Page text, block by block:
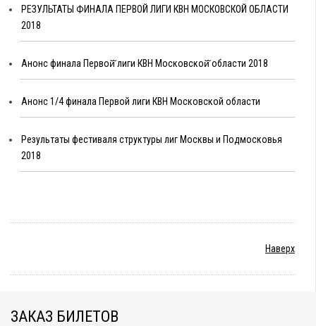
РЕЗУЛЬТАТЫ ФИНАЛА ПЕРВОЙ ЛИГИ КВН МОСКОВСКОЙ ОБЛАСТИ
2018
Анонс финала Первой̆ лиги КВН Московской̆ области 2018
Анонс 1/4 финала Первой лиги КВН Московской области
Результаты фестиваля структуры лиг Москвы и Подмосковья
2018
Наверх
ЗАКАЗ БИЛЕТОВ